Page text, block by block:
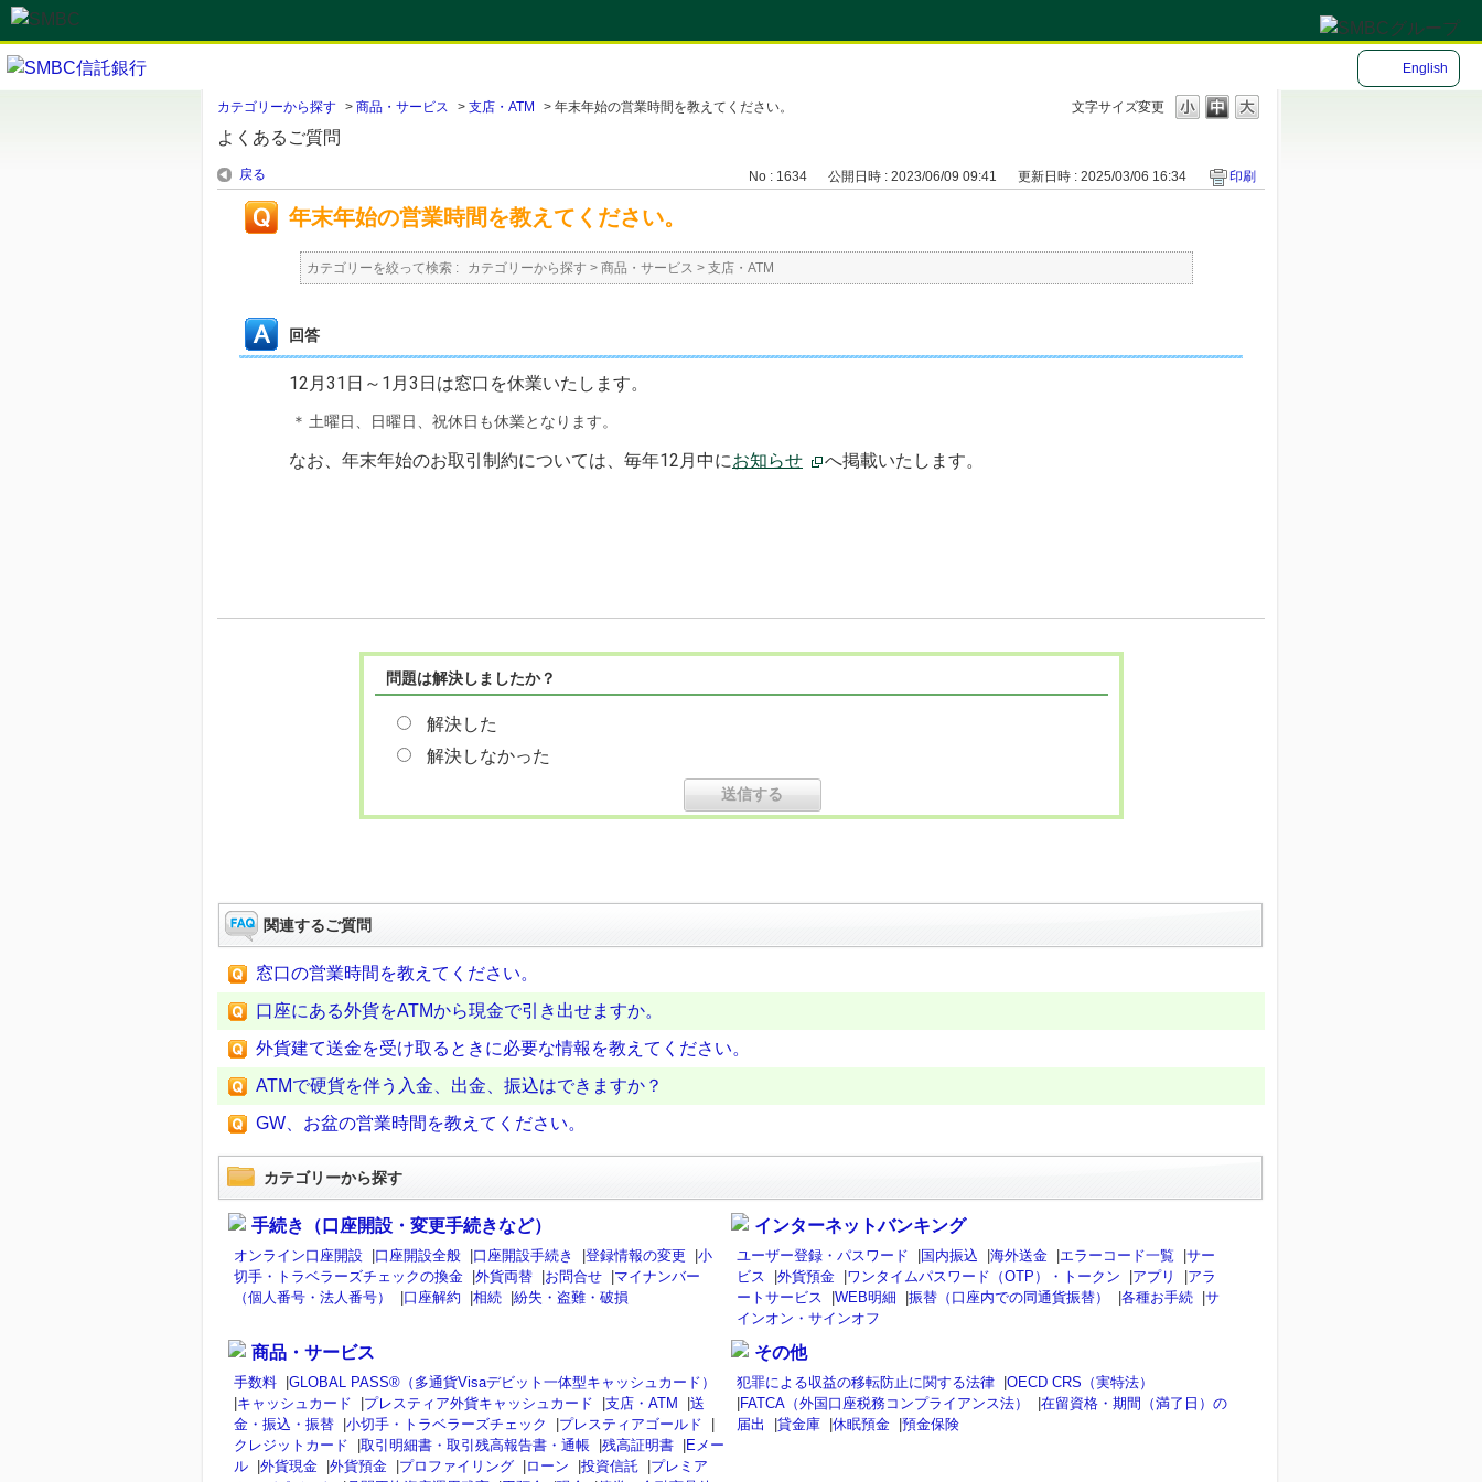
English
文字サイズ変更
カテゴリーから探す > 商品・サービス > 支店・ATM > 年末年始の営業時間を教えてください。
よくあるご質問
戻る No : 1634 公開日時 : 2023/06/09 09:41 更新日時 : 2025/03/06 16:34 印刷
年末年始の営業時間を教えてください。
カテゴリーを絞って検索 : カテゴリーから探す > 商品・サービス > 支店・ATM
回答
12月31日～1月3日は窓口を休業いたします。
＊ 土曜日、日曜日、祝休日も休業となります。
なお、年末年始のお取引制約については、毎年12月中にお知らせ へ掲載いたします。
問題は解決しましたか？
解決した
解決しなかった
関連するご質問
窓口の営業時間を教えてください。
口座にある外貨をATMから現金で引き出せますか。
外貨建て送金を受け取るときに必要な情報を教えてください。
ATMで硬貨を伴う入金、出金、振込はできますか？
GW、お盆の営業時間を教えてください。
カテゴリーから探す
手続き（口座開設・変更手続きなど）
オンライン口座開設 |口座開設全般 |口座開設手続き |登録情報の変更 |小
切手・トラベラーズチェックの換金 |外貨両替 |お問合せ |マイナンバー
（個人番号・法人番号）
|口座解約 |相続 |紛失・盗難・破損
インターネットバンキング
ユーザー登録・パスワード |国内振込 |海外送金 |エラーコード一覧 |サー
ビス
|外貨預金 |ワンタイムパスワード（OTP）・トークン |アプリ |アラ
ートサービス
|WEB明細 |振替（口座内での同通貨振替） |各種お手続 |サ
インオン・サインオフ
商品・サービス
手数料 |GLOBAL PASS®（多通貨Visaデビット一体型キャッシュカード）
|キャッシュカード |プレスティア外貨キャッシュカード |支店・ATM |送
金・振込・振替 |小切手・トラベラーズチェック |プレスティアゴールド
|
クレジットカード
|取引明細書・取引残高報告書・通帳 |残高証明書 |Eメー
ル |外貨現金 |外貨預金 |プロファイリング |ローン |投資信託 |プレミア
その他
犯罪による収益の移転防止に関する法律 |OECD CRS（実特法）
|FATCA（外国口座税務コンプライアンス法） |在留資格・期間（満了日）の
届出
|貸金庫 |休眠預金 |預金保険